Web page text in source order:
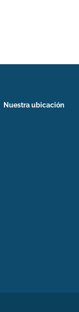
Nuestra ubicación